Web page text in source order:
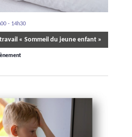
« Sommeil du jeune enfant »
- 14h30